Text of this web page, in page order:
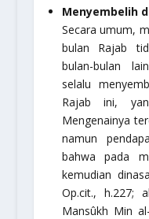
Menyembelih
Secara umum,
bulan Rajab
bulan-bulan
selalu
Rajab ini,
Mengenainya
namun
bahwa pada
kemudian
Op.cit., h.227;